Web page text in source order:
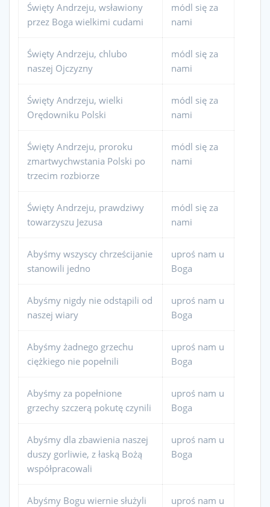
Święty Andrzeju, wsławiony
przez Boga wielkimi cudami
módl się za
nami
Święty Andrzeju, chlubo
naszej Ojczyzny
módl się za
nami
Święty Andrzeju, wielki
Orędowniku Polski
módl się za
nami
Święty Andrzeju, proroku
zmartwychwstania Polski po
trzecim rozbiorze
módl się za
nami
Święty Andrzeju, prawdziwy
towarzyszu Jezusa
módl się za
nami
Abyśmy wszyscy chrześcijanie
stanowili jedno
uproś nam u
Boga
Abyśmy nigdy nie odstąpili od
naszej wiary
uproś nam u
Boga
Abyśmy żadnego grzechu
ciężkiego nie popełnili
uproś nam u
Boga
Abyśmy za popełnione
grzechy szczerą pokutę czynili
uproś nam u
Boga
Abyśmy dla zbawienia naszej
duszy gorliwie, z łaską Bożą
współpracowali
uproś nam u
Boga
Abyśmy Bogu wiernie służyli
uproś nam u